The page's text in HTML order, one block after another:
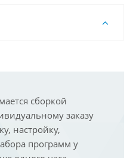
сборкой
заказу
настройку,
программ у